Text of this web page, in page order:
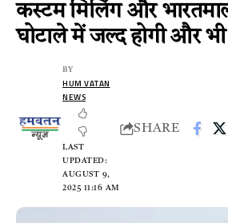
कस्टम मिलिंग और
घोटाले में जल्द होगी और भी
LAST
UPDATED:
AUGUST 9,
2025 11:16 AM
BY
HUM VATAN
NEWS
SHARE